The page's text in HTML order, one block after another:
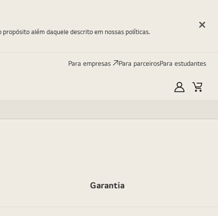
Para empresas Para parceirosPara estudantes
Minha
Garantia
além daquele descrito em nossas políticas.